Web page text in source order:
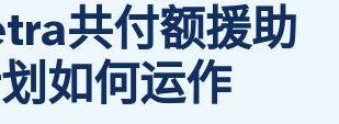
共付额援助
如何运作